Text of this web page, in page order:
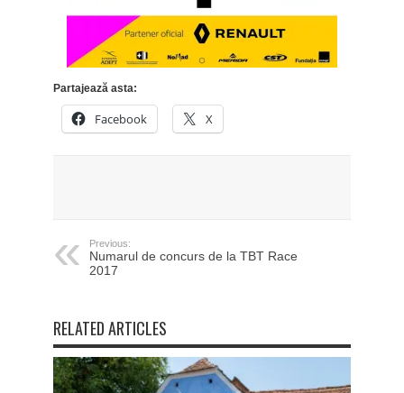
Partajează asta:
Facebook X
Previous:
Numarul de concurs de la TBT Race
2017
RELATED ARTICLES